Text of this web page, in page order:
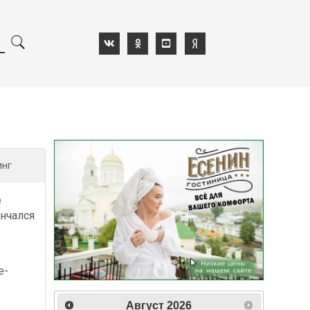
Август 2026